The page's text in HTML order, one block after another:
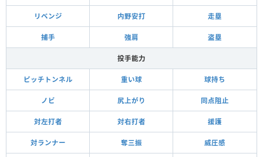
リベンジ 内野安打 走塁
捕手 強肩 盗塁
投手能力
ピッチトンネル 重い球 球持ち
ノビ 尻上がり 同点阻止
対左打者 対右打者 援護
対ランナー 奪三振 威圧感